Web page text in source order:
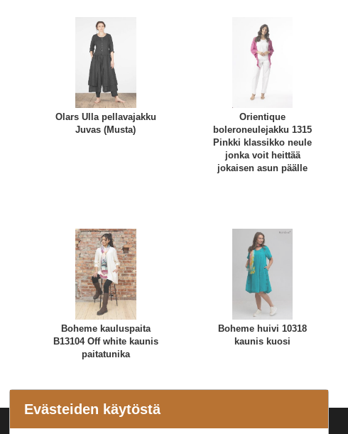
Olars Ulla pellavajakku
Juvas (Musta)
Orientique
boleroneulejakku 1315
Pinkki klassikko neule
jonka voit heittää
jokaisen asun päälle
Boheme kauluspaita
B13104 Off white kaunis
paitatunika
Boheme huivi 10318
kaunis kuosi
Evästeiden käytöstä